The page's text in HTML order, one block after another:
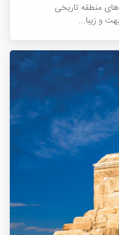
منطقه تاریخی
و زیبا...